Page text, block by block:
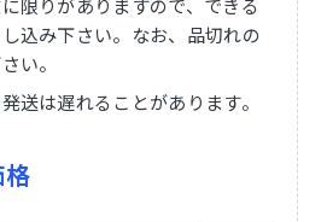
限りがありますので、できる
込み下さい。なお、品切れの
い。
送は遅れることがあります。
格